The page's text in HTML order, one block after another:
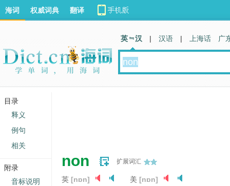
non 扩展词汇
英 [nɒn] 美 [nɒn]
海词 权威词典 翻译
英 汉 | 汉语 | 上海话 广
目录
释义
例句
相关
附录
音标说明